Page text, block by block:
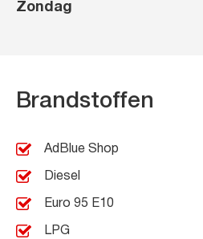
Zondag
Brandstoffen
AdBlue Shop
Diesel
Euro 95 E10
LPG